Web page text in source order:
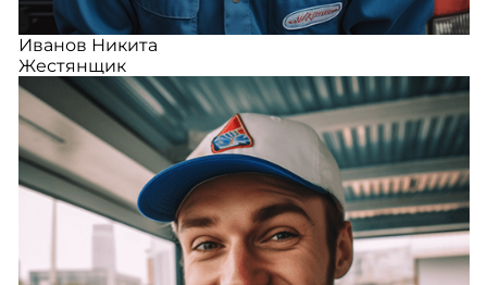
Иванов Никита
Жестянщик